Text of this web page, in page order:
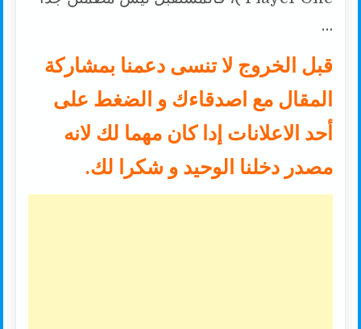
…
قبل الخروج لا تنسى دعمنا بمشاركة
المقال مع اصدقاءك و الضغط على
أحد الاعلانات إدا كان مهما لك لانه
مصدر دخلنا الوحيد و شكرا لك.